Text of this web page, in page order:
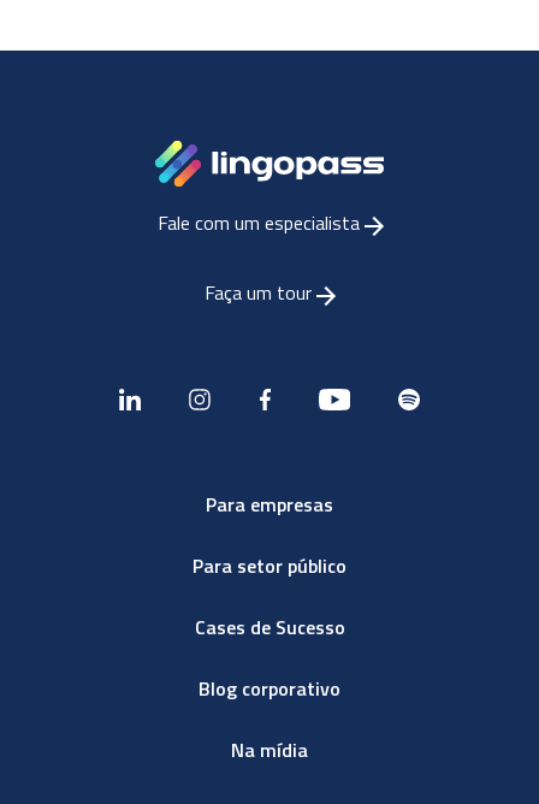
Fale com um especialista
Faça um tour
Para empresas
Para setor público
Cases de Sucesso
Blog corporativo
Na mídia